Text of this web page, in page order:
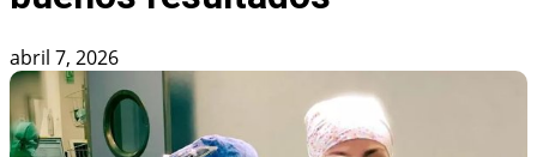
abril 7, 2026